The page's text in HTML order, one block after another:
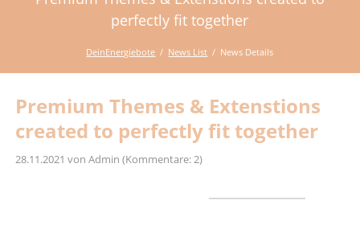
perfectly fit together
DeinEnergiebote News List News Details
Premium Themes & Extenstions
created to perfectly fit together
28.11.2021 von Admin (Kommentare: 2)